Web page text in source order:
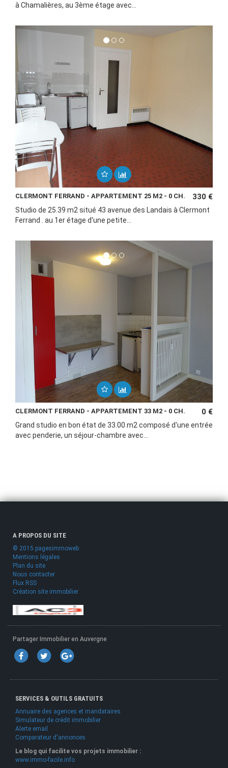
à Chamalières, au 3ème étage avec...
CLERMONT FERRAND - APPARTEMENT 25 M2 - 0 CH. 330 €
Studio de 25.39 m2 situé 43 avenue des Landais à Clermont
Ferrand . au 1er étage d'une petite...
CLERMONT FERRAND - APPARTEMENT 33 M2 - 0 CH. 0 €
Grand studio en bon état de 33.00 m2 composé d'une entrée
avec penderie, un séjour-chambre avec...
A PROPOS DU SITE
© 2015 pagesimmoweb
Mentions légales
Plan du site
Nous contacter
Flux RSS
Création site immobilier
Partager Immobilier en Auvergne
SERVICES & OUTILS GRATUITS
Annuaire des agences et mandataires
Simulateur de crédit immobilier
Alerte email
Comparateur d'annonces
Le blog qui facilite vos projets immobilier :
www.immo-facile.info